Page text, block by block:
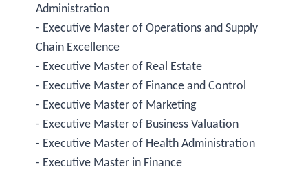
Administration
- Executive Master of Operations and Supply
Chain Excellence
- Executive Master of Real Estate
- Executive Master of Finance and Control
- Executive Master of Marketing
- Executive Master of Business Valuation
- Executive Master of Health Administration
- Executive Master in Finance